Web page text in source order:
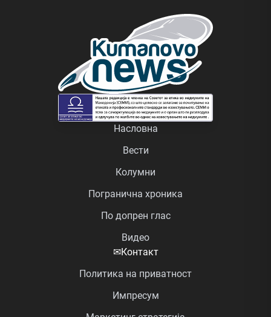
Насловна
Вести
Колумни
Погранична хроника
По допрен глас
Видео
✉Контакт
Политика на приватност
Импресум